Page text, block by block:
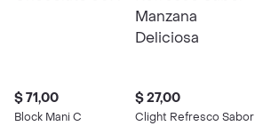
$ 71,00
Block Mani C
$ 27,00
Clight Refresco Sabor